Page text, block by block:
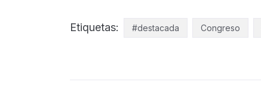
Etiquetas: #destacada Congreso